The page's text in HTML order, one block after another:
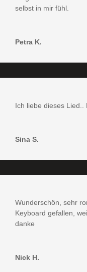
selbst in mir fühl.
Petra K.
Ich liebe dieses
Sina S.
Wunderschön, sehr
Keyboard gefallen,
danke
Nick H.